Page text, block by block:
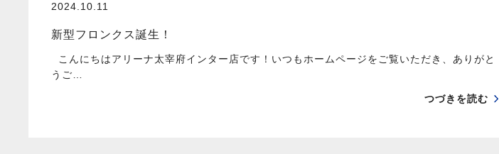
2024.10.11
新型フロンクス誕生！
こんにちはアリーナ太宰府インター店です！いつもホームページをご覧いただき、ありがと
うご…
つづきを読む